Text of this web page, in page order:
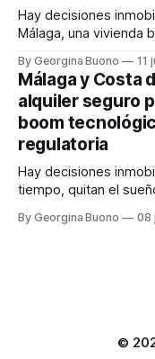
Hay decisiones
Málaga, una vivienda
puede traducirse en
improductivas,
debajo de su
By Georgina Buono 11
Málaga y Costa
alquiler seguro
boom
regulatoria
Hay decisiones
tiempo, quitan el
internacional, talento
By Georgina Buono 08
©